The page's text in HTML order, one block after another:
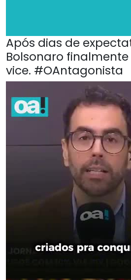
Após dias de
Bolsonaro
vice. #OAntagonista